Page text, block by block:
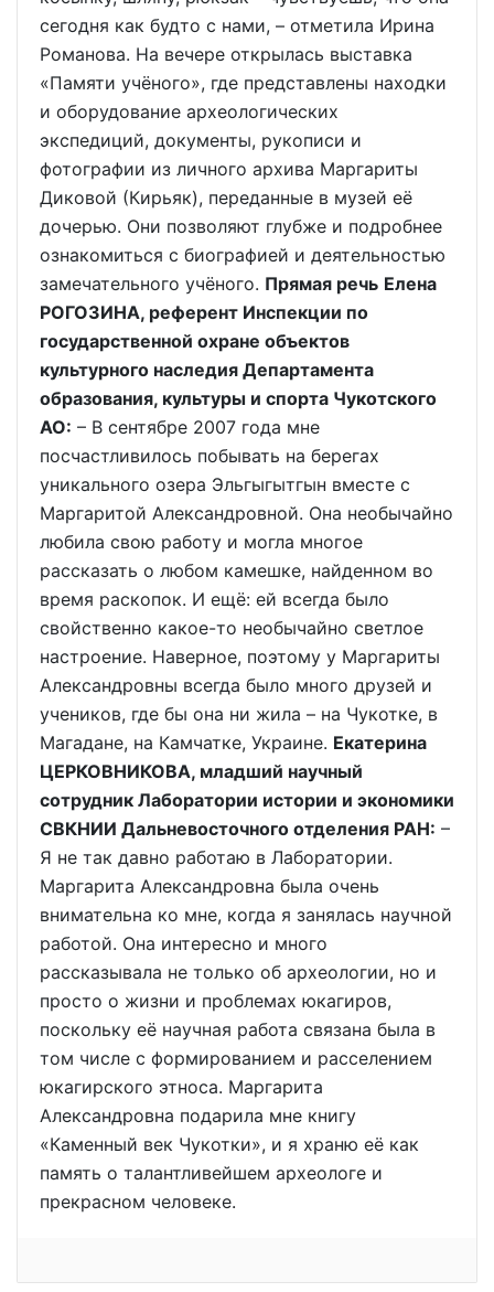
сегодня как будто с нами, – отметила Ирина
Романова. На вечере открылась выставка
«Памяти учёного», где представлены находки
и оборудование археологических
экспедиций, документы, рукописи и
фотографии из личного архива Маргариты
Диковой (Кирьяк), переданные в музей её
дочерью. Они позволяют глубже и подробнее
ознакомиться с биографией и деятельностью
замечательного учёного. Прямая речь Елена
РОГОЗИНА, референт Инспекции по
государственной охране объектов
культурного наследия Департамента
образования, культуры и спорта Чукотского
АО: – В сентябре 2007 года мне
посчастливилось побывать на берегах
уникального озера Эльгыгытгын вместе с
Маргаритой Александровной. Она необычайно
любила свою работу и могла многое
рассказать о любом камешке, найденном во
время раскопок. И ещё: ей всегда было
свойственно какое-то необычайно светлое
настроение. Наверное, поэтому у Маргариты
Александровны всегда было много друзей и
учеников, где бы она ни жила – на Чукотке, в
Магадане, на Камчатке, Украине. Екатерина
ЦЕРКОВНИКОВА, младший научный
сотрудник Лаборатории истории и экономики
СВКНИИ Дальневосточного отделения РАН: –
Я не так давно работаю в Лаборатории.
Маргарита Александровна была очень
внимательна ко мне, когда я занялась научной
работой. Она интересно и много
рассказывала не только об археологии, но и
просто о жизни и проблемах юкагиров,
поскольку её научная работа связана была в
том числе с формированием и расселением
юкагирского этноса. Маргарита
Александровна подарила мне книгу
«Каменный век Чукотки», и я храню её как
память о талантливейшем археологе и
прекрасном человеке.